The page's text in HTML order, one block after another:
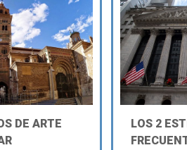
DE ARTE
LOS 2